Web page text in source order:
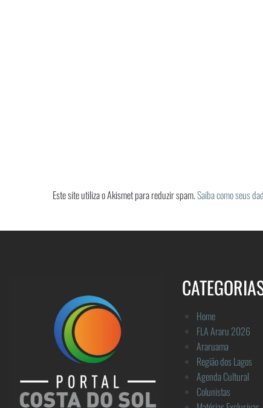
Este site utiliza o Akismet para reduzir spam.Saiba como seus
Home
FLA Araru 2026
Araruama
Região dos Lagos
Agenda Cultural
Colunistas